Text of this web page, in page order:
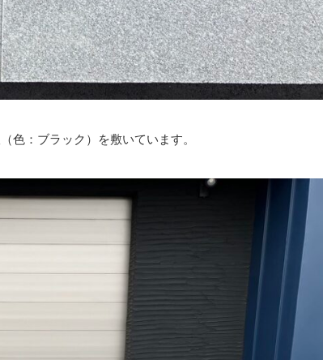
色：ブラック）を敷いています。